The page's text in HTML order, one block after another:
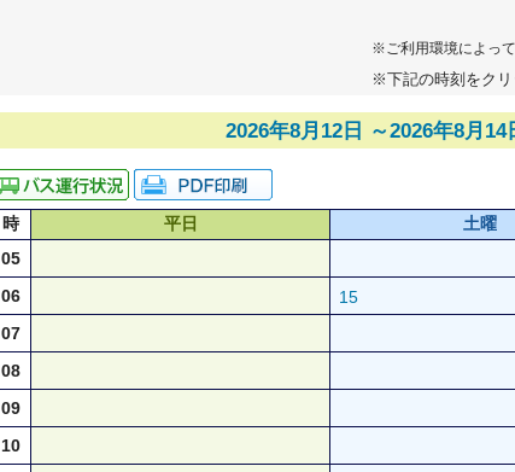
※ご利用環境によっ
※下記の時刻をクリ
2026年8月12日 ～2026年8月
時 平日 土曜
05
06
15
07
08
09
10